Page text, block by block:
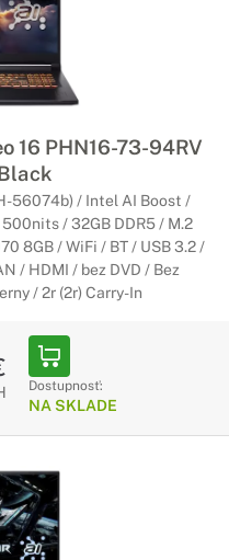
16 PHN16-73-94RV
56074b) / Intel AI Boost /
/ 32GB DDR5 / M.2
8GB / WiFi / BT / USB 3.2 /
/ HDMI / bez DVD / Bez
/ 2r (2r) Carry-In
Dostupnosť:
NA SKLADE